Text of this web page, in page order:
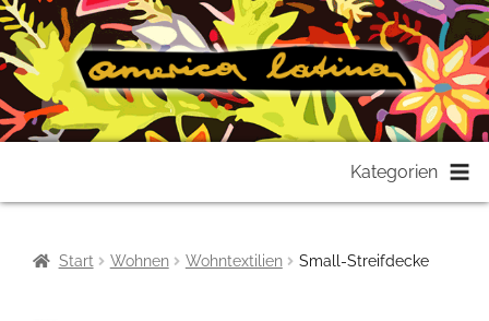
springen
springen
Kategorien
Start Wohnen Wohntextilien Small-Streifdecke